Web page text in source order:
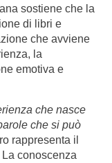
sostiene che la
di libri e
che avviene
la
emotiva e
che nasce
che si può
rappresenta il
conoscenza